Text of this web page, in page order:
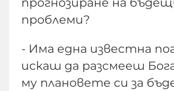
проблеми?
- Има една известна
искаш да разсмееш
му плановете си за